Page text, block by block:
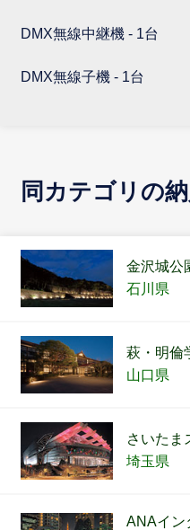
DMX無線中継機 - 1台
DMX無線子機 - 1台
同カテゴリの
金沢城公
石川県
萩・明倫
山口県
さいたま
埼玉県
ANAイン